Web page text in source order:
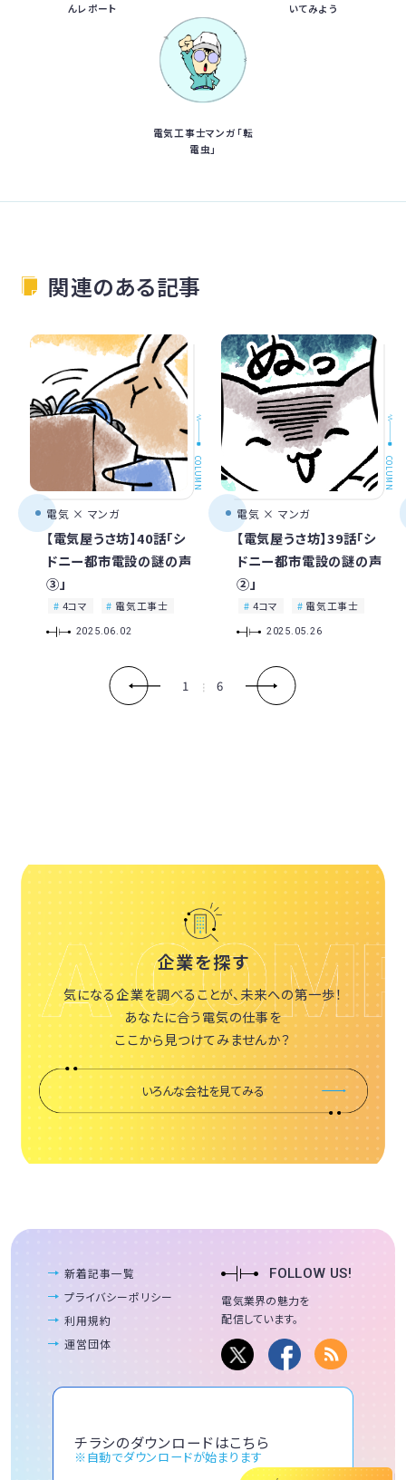
んレポート
いてみよう
電気工事士マンガ「転
電虫」
関連のある記事
COLUMN
電気 × マンガ
【電気屋うさ坊】40話「シ
ドニー都市電設の謎の声
③」
4コマ 電気工事士
2025.06.02
COLUMN
電気 × マンガ
【電気屋うさ坊】39話「シ
ドニー都市電設の謎の声
②」
4コマ 電気工事士
2025.05.26
1 6
企業を探す
気になる企業を調べることが、未来への第一歩！
あなたに合う電気の仕事を
ここから見つけてみませんか？
いろんな会社を見てみる
新着記事一覧
プライバシーポリシー
利用規約
運営団体
FOLLOW US!
電気業界の魅力を
配信しています。
チラシのダウンロードはこちら
※自動でダウンロードが始まります